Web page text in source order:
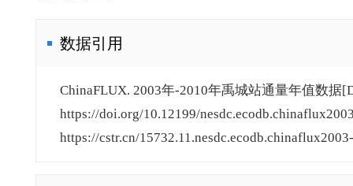
数据引用
ChinaFLUX. 2003年-2010年禹城站通量年值数据
https://doi.org/10.12199/
https://cstr.cn/